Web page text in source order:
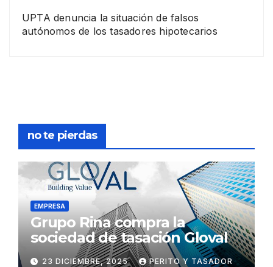
UPTA denuncia la situación de falsos
autónomos de los tasadores hipotecarios
no te pierdas
EMPRESA
Grupo Rina compra la
sociedad de tasación Gloval
23 DICIEMBRE, 2025 PERITO Y TASADOR